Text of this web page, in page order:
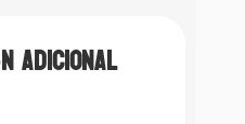
adicional